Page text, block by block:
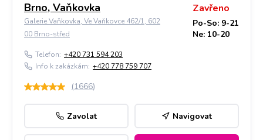
Brno, Vaňkovka
Galerie Vaňkovka, Ve Vaňkovce 462/1, 602
00 Brno-střed
Zavřeno
Po-So: 9-21
Ne: 10-20
Telefon: +420 731 594 203
Info k zakázkám: +420 778 759 707
(1666)
Zavolat Navigovat